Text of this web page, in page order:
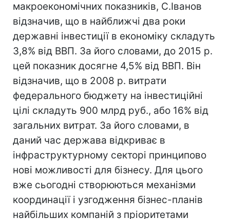
макроекономічних показників, С.Іванов
відзначив, що в найближчі два роки
державні інвестиції в економіку складуть
3,8% від ВВП. За його словами, до 2015 р.
цей показник досягне 4,5% від ВВП. Він
відзначив, що в 2008 р. витрати
федерального бюджету на інвестиційні
цілі складуть 900 млрд руб., або 16% від
загальних витрат. За його словами, в
даний час держава відкриває в
інфраструктурному секторі принципово
нові можливості для бізнесу. Для цього
вже сьогодні створюються механізми
координації і узгодження бізнес-планів
найбільших компаній з пріоритетами